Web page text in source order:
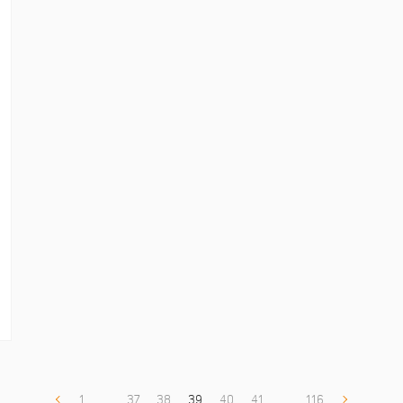
1 37 38 39 40 41 116